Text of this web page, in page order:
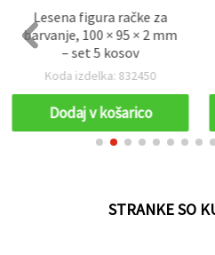
Lesena figura račke za
barvanje, 100 × 95 × 2 mm
– set 5 kosov
Koda izdelka: 832450
Dodaj v košarico
STRANKE SO